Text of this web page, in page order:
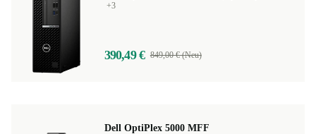
+3
390,49 € 849,00 € (Neu)
Dell OptiPlex 5000 MFF